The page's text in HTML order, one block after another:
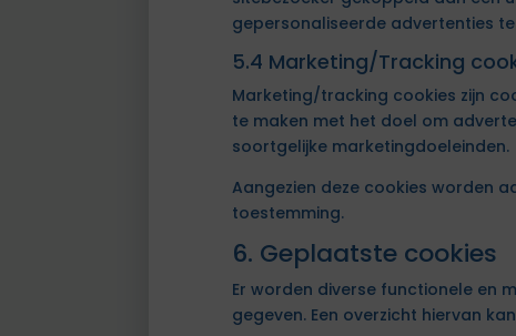
gepersonaliseerde advertenties
5.4 Marketing/Tracking
Marketing/tracking cookies zijn
te maken met het doel om
soortgelijke marketingdoeleinden.
Aangezien deze cookies worden
toestemming.
6. Geplaatste cookies
Er worden diverse functionele en
gegeven. Een overzicht hiervan